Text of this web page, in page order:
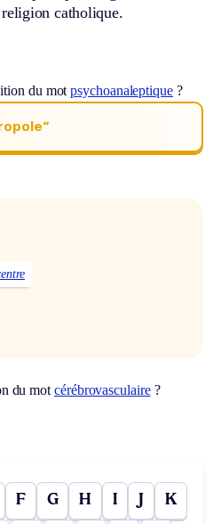
religion catholique.
du motpsychoanaleptique?
du mot cérébrovasculaire?
F G H I J K